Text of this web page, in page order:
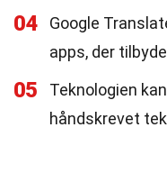
04
Google
apps, der
05
Teknologien
håndskrevet